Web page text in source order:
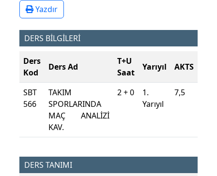
Yazdır
DERS BİLGİLERİ
Ders
Kod
Ders Ad
T+U
Saat
Yarıyıl AKTS
SBT
566
TAKIM
SPORLARINDA
MAÇ ANALİZİ
KAV.
2 + 0
1.
Yarıyıl
7,5
DERS TANIMI